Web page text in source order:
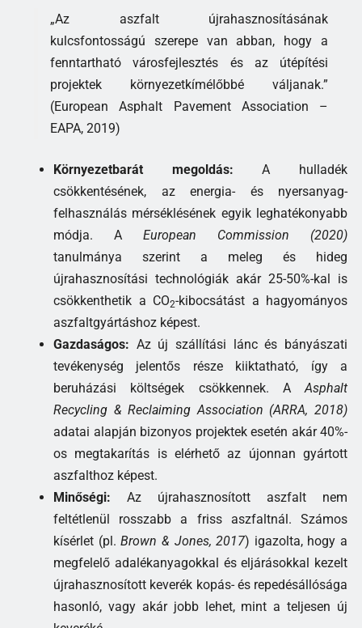
„Az aszfalt újrahasznosításának
kulcsfontosságú szerepe van abban, hogy a
fenntartható városfejlesztés és az útépítési
projektek környezetkímélőbbé váljanak.”
(European Asphalt Pavement Association –
EAPA, 2019)
Környezetbarát megoldás: A hulladék
csökkentésének, az energia- és nyersanyag-
felhasználás mérséklésének egyik leghatékonyabb
módja. A European Commission (2020)
tanulmánya szerint a meleg és hideg
újrahasznosítási technológiák akár 25-50%-kal is
csökkenthetik a CO2-kibocsátást a hagyományos
aszfaltgyártáshoz képest.
Gazdaságos: Az új szállítási lánc és bányászati
tevékenység jelentős része kiiktatható, így a
beruházási költségek csökkennek. AAsphalt
Recycling & Reclaiming Association (ARRA, 2018)
adatai alapján bizonyos projektek esetén akár 40%-
os megtakarítás is elérhető az újonnan gyártott
aszfalthoz képest.
Minőségi: Az újrahasznosított aszfalt nem
feltétlenül rosszabb a friss aszfaltnál. Számos
kísérlet (pl.Brown & Jones, 2017) igazolta, hogy a
megfelelő adalékanyagokkal és eljárásokkal kezelt
újrahasznosított keverék kopás- és repedésállósága
hasonló, vagy akár jobb lehet, mint a teljesen új